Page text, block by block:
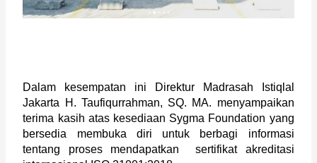
Dalam kesempatan ini Direktur Madrasah Istiqlal
Jakarta H. Taufiqurrahman, SQ. MA. menyampaikan
terima kasih atas kesediaan Sygma Foundation yang
bersedia membuka diri untuk berbagi informasi
tentang proses mendapatkan  sertifikat akreditasi